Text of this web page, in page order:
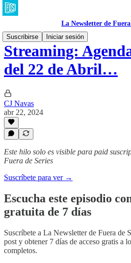
La Newsletter de Fuera
Suscribirse
Iniciar sesión
Streaming:
del 22 de Abril…
CJ Navas
abr 22, 2024
Este hilo solo es visible para paid
Fuera de Series
Suscríbete para ver →
Escucha este episodio
gratuita de 7 días
Suscríbete a La Newsletter de Fuera de
post y obtener 7 días de acceso gratis a
completos.